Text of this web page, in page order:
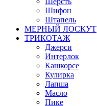
Шифон
Штапель
МЕРНЫЙ ЛОСКУТ
ТРИКОТАЖ
Джерси
Интерлок
Кашкорсе
Кулирка
Лапша
Масло
Пике